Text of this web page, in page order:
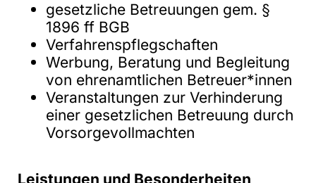
gesetzliche Betreuungen gem. §
1896 ff BGB
Verfahrenspflegschaften
Werbung, Beratung und Begleitung
von ehrenamtlichen Betreuer*innen
Veranstaltungen zur Verhinderung
einer gesetzlichen Betreuung durch
Vorsorgevollmachten
Leistungen und Besonderheiten